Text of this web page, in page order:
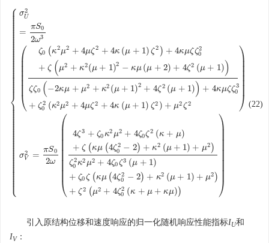
⎧
⎩
⎨
⎪
⎪
⎪⎪⎪⎪⎪⎪⎪⎪⎪⎪⎪⎪⎪⎪⎪⎪⎪⎪⎪⎪⎪⎪⎪⎪⎪⎪⎪⎪⎪⎪⎪
⎪⎪⎪⎪⎪⎪⎪⎪⎪⎪⎪⎪⎪⎪⎪⎪⎪⎪⎪⎪⎪⎪⎪⎪⎪⎪⎪⎪⎪⎪⎪⎪⎪
σ2
U
=
πS0
2ω3
⎛
⎝
⎜⎜⎜⎜⎜⎜⎜
ζ0 (κ2μ2 + 4μζ2 + 4κ (μ + 1) ζ2 ) + 4κμζζ2
0
+ ζ (μ2 + κ2 (μ + 1)2 − κμ (μ + 2) + 4ζ2 (μ + 1))
ζζ0 (−2κμ + μ2 + κ2 (μ + 1)2 + 4ζ2 (μ + 1)) + 4κμζζ3
0
+ ζ2
0 (κ2μ2 + 4μζ2 + 4κ (μ + 1) ζ2 ) + μ2ζ2
⎞
⎠
⎟⎟⎟⎟⎟⎟⎟
σ2
V =
πS0
2ω
⎛
⎝
⎜⎜⎜⎜⎜⎜⎜⎜⎜⎜
4ζ3 + ζ0κ2 μ2 + 4ζ0ζ2 (κ + μ)
+ ζ (κμ (4ζ2
0 − 2) + κ2 (μ + 1) + μ2 )
ζ2
0 κ2 μ2 + 4ζ0ζ3 (μ + 1)
+ ζ0ζ ( κμ (4ζ2
0
− 2) + κ2 (μ + 1) + μ2)
+ ζ2 ( μ2 + 4ζ2
0 (κ + μ + κμ))
⎞
⎠
⎟⎟⎟⎟⎟⎟⎟⎟⎟⎟
{σ U2
(22)
引入原结构位移和速度响应的归一化随机响应性能指标IU和
IV：